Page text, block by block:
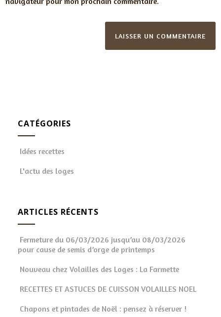
CATÉGORIES
Idées recettes
L'actu des loges
ARTICLES RÉCENTS
Fermeture du 06/03/2026 jusqu’au 08/03/2026
pour cause de semis d’orge de printemps
Nouveau chez Volailles des Loges : La Farmette
RECETTES ET ASTUCES DE CUISSON VOLAILLES NOEL
Chapons et pintades de Noël : pensez à réserver !